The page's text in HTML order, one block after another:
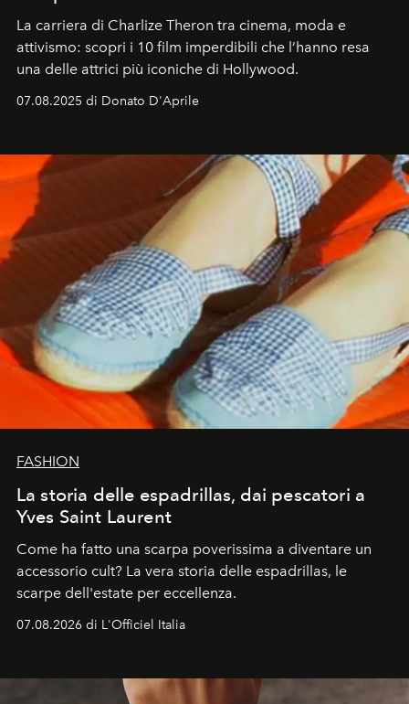
La carriera di Charlize Theron tra cinema, moda e
attivismo: scopri i 10 film imperdibili che l’hanno resa
una delle attrici più iconiche di Hollywood.
07.08.2025 di Donato D'Aprile
FASHION
La storia delle espadrillas, dai pescatori a
Yves Saint Laurent
Come ha fatto una scarpa poverissima a diventare un
accessorio cult? La vera storia delle espadrillas, le
scarpe dell'estate per eccellenza.
07.08.2026 di L'Officiel Italia